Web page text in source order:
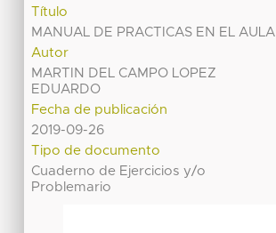
Título
MANUAL DE PRACTICAS EN EL AULA
Autor
MARTIN DEL CAMPO LOPEZ
EDUARDO
Fecha de publicación
2019-09-26
Tipo de documento
Cuaderno de Ejercicios y/o
Problemario